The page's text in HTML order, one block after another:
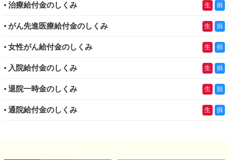
治療給付金のしくみ 生 損
がん先進医療給付金のしくみ 生 損
女性がん給付金のしくみ 生 損
入院給付金のしくみ 生 損
退院一時金のしくみ 生 損
通院給付金のしくみ 生 損